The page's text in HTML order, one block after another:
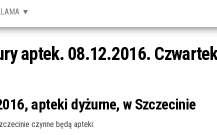
▼
aptek. 08.12.2016.
apteki dyżurne, w Szczecinie
czynne będą apteki: